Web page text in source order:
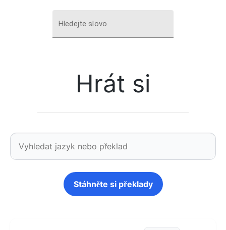
Hledejte slovo
Hrát si
Stáhněte si překlady